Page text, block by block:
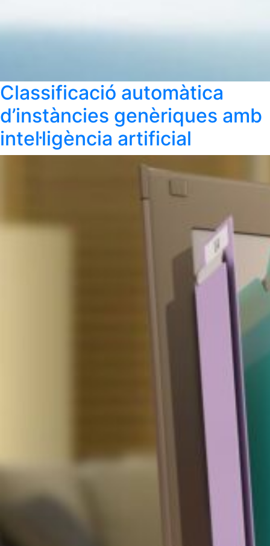
Classificació automàtica
d’instàncies genèriques amb
intel·ligència artificial